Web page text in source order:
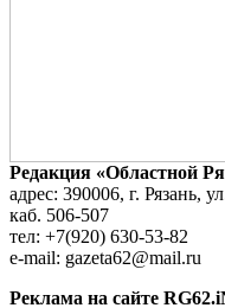
Редакция «Областной
адрес: 390006, г. Рязань,
каб. 506-507
тел: +7(920) 630-53-82
e-mail: gazeta62@mail.ru
Реклама на сайте